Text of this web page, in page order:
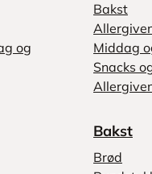
og
Bakst
Middag
Snacks
Bakst
Brød